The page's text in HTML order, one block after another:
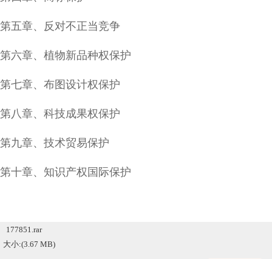
第五章、反对不正当竞争
第六章、植物新品种权保护
第七章、布图设计权保护
第八章、科技成果权保护
第九章、技术贸易保护
第十章、知识产权国际保护
177851.rar
大小:(3.67 MB)